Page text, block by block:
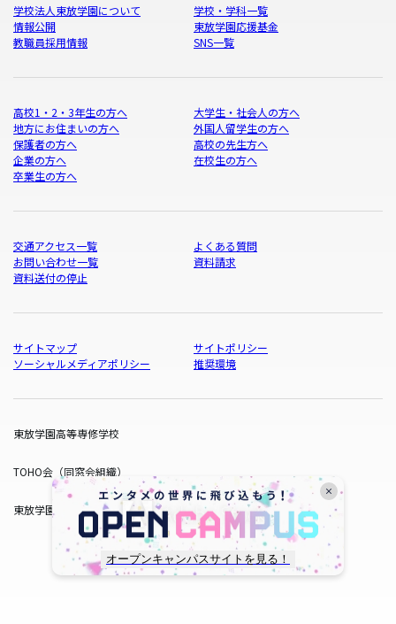
オープンキャンパスサイトを見る！
学校法人東放学園について
学校・学科一覧
情報公開
東放学園応援基金
教職員採用情報
SNS一覧
高校1・2・3年生の方へ
大学生・社会人の方へ
地方にお住まいの方へ
外国人留学生の方へ
保護者の方へ
高校の先生方へ
企業の方へ
在校生の方へ
卒業生の方へ
交通アクセス一覧
よくある質問
お問い合わせ一覧
資料請求
資料送付の停止
サイトマップ
サイトポリシー
ソーシャルメディアポリシー
推奨環境
東放学園高等専修学校
TOHO会（同窓会組織）
東放学園サービス
copyright © TOHO GAKUEN All Rights Reserved.